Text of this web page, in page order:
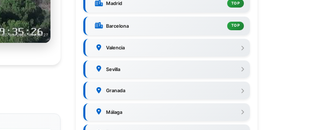
Madrid TOP
Barcelona TOP
Valencia
Sevilla
Granada
Málaga